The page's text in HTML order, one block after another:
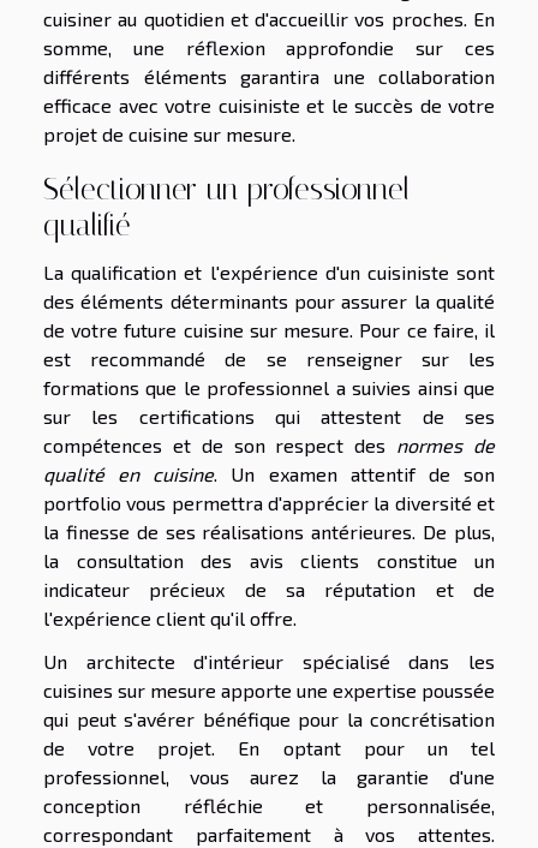
cuisiner au quotidien et d'accueillir vos proches. En
somme, une réflexion approfondie sur ces
différents éléments garantira une collaboration
efficace avec votre cuisiniste et le succès de votre
projet de cuisine sur mesure.
Sélectionner un professionnel
qualifié
La qualification et l'expérience d'un cuisiniste sont
des éléments déterminants pour assurer la qualité
de votre future cuisine sur mesure. Pour ce faire, il
est recommandé de se renseigner sur les
formations que le professionnel a suivies ainsi que
sur les certifications qui attestent de ses
compétences et de son respect des normes de
qualité en cuisine. Un examen attentif de son
portfolio vous permettra d'apprécier la diversité et
la finesse de ses réalisations antérieures. De plus,
la consultation des avis clients constitue un
indicateur précieux de sa réputation et de
l'expérience client qu'il offre.
Un architecte d'intérieur spécialisé dans les
cuisines sur mesure apporte une expertise poussée
qui peut s'avérer bénéfique pour la concrétisation
de votre projet. En optant pour un tel
professionnel, vous aurez la garantie d'une
conception réfléchie et personnalisée,
correspondant parfaitement à vos attentes.